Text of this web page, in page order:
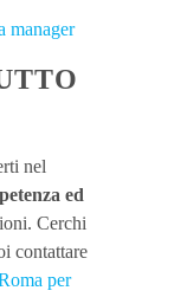
manager
nel
ed
Cerchi
contattare
per